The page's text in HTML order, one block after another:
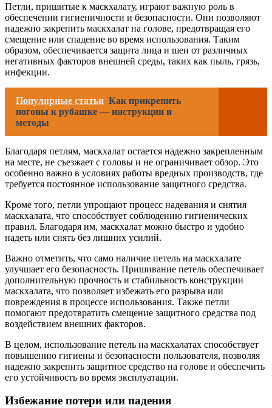
Петли, пришитые к маскхалату, играют важную роль в
обеспечении гигиеничности и безопасности. Они позволяют
надежно закрепить маскхалат на голове, предотвращая его
смещение или спадение во время использования. Таким
образом, обеспечивается защита лица и шеи от различных
негативных факторов внешней среды, таких как пыль, грязь,
инфекции.
Популярные статьи Как прикрепить
погоны к рубашке — инструкции и
методы
Благодаря петлям, маскхалат остается надежно закрепленным
на месте, не съезжает с головы и не ограничивает обзор. Это
особенно важно в условиях работы вредных производств, где
требуется постоянное использование защитного средства.
Кроме того, петли упрощают процесс надевания и снятия
маскхалата, что способствует соблюдению гигиенических
правил. Благодаря им, маскхалат можно быстро и удобно
надеть или снять без лишних усилий.
Важно отметить, что само наличие петель на маскхалате
улучшает его безопасность. Пришивание петель обеспечивает
дополнительную прочность и стабильность конструкции
маскхалата, что позволяет избежать его разрыва или
повреждения в процессе использования. Также петли
помогают предотвратить смещение защитного средства под
воздействием внешних факторов.
В целом, использование петель на маскхалатах способствует
повышению гигиены и безопасности пользователя, позволяя
надежно закрепить защитное средство на голове и обеспечить
его устойчивость во время эксплуатации.
Избежание потери или падения